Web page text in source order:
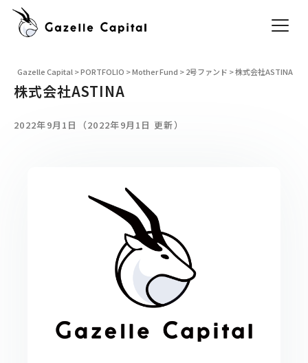
Gazelle Capital >PORTFOLIO >Mother Fund >2号ファンド >株式会社ASTINA
株式会社ASTINA
2022年9月1日（2022年9月1日 更新）